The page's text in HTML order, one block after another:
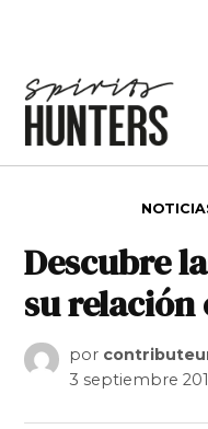
Descubre
su relación
por
3 septiembre